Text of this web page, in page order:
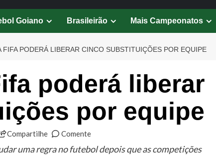
Goiano Brasileirão Mais Campeonatos
FIFA PODERÁ LIBERAR CINCO SUBSTITUIÇÕES POR EQUIPE
poderá liberar
por equipe
Compartilhe Comente
uma regra no futebol depois que as competições